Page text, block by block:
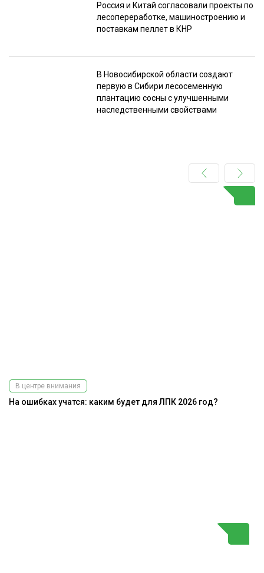
Россия и Китай согласовали проекты по
лесопереработке, машиностроению и
поставкам пеллет в КНР
В Новосибирской области создают
первую в Сибири лесосеменную
плантацию сосны с улучшенными
наследственными свойствами
В центре внимания
На ошибках учатся: каким будет для ЛПК 2026 год?